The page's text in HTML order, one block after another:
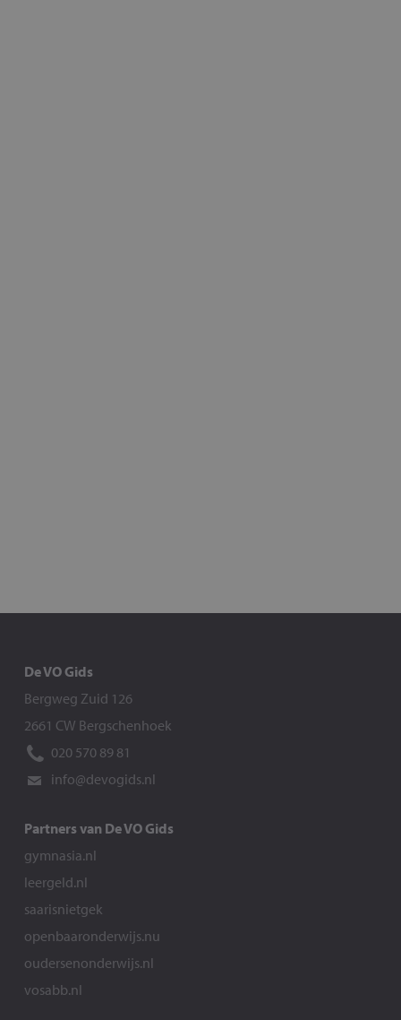
De VO Gids
Bergweg Zuid 126
2661 CW Bergschenhoek
020 570 89 81
info@devogids.nl
Partners van De VO Gids
gymnasia.nl
leergeld.nl
saarisnietgek
openbaaronderwijs.nu
oudersenonderwijs.nl
vosabb.nl